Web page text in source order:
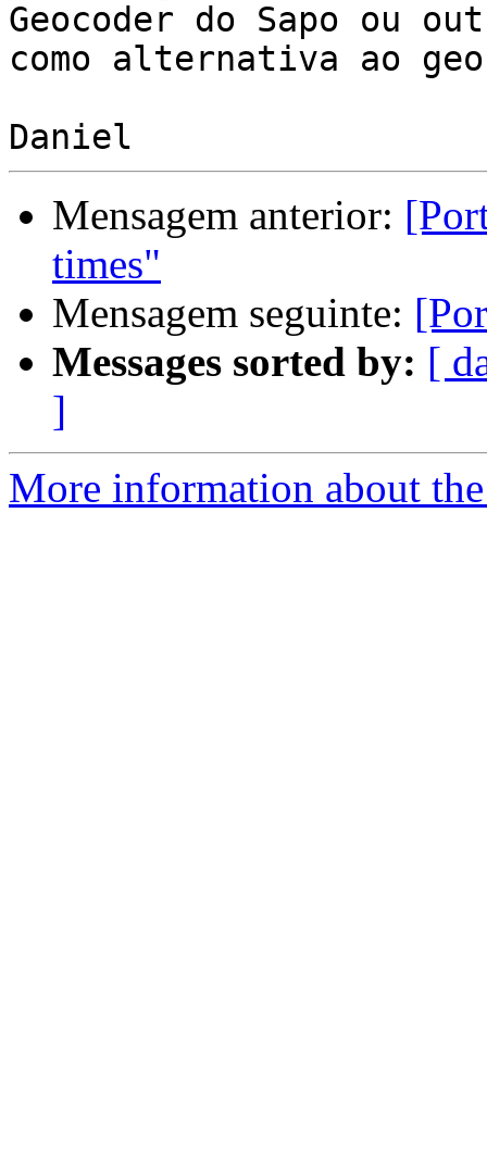
Geocoder do Sapo ou
como alternativa ao
Mensagem anterior:
times"
Mensagem seguinte:
Messages sorted by: [
]
More information about